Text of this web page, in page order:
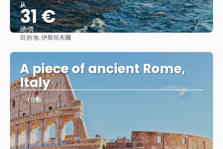
从
31 €
總價
目的地:伊斯坦布爾
A piece of ancient Rome,
Italy
1 活動